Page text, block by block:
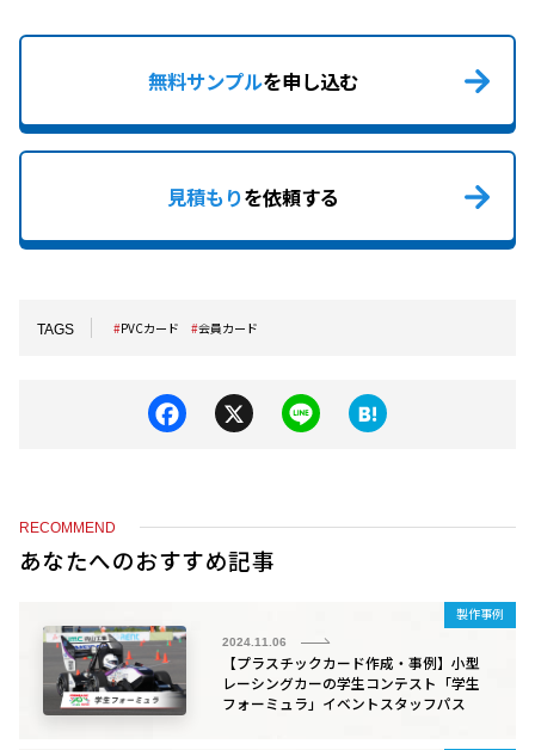
無料サンプルを申し込む
見積もりを依頼する
TAGS PVCカード 会員カード
e
b
Li
n
RECOMMEND
あなたへのおすすめ記事
2024.11.06
【プラスチックカード作成・事例】小型
レーシングカーの学生コンテスト「学生
フォーミュラ」イベントスタッフパス
製作事例